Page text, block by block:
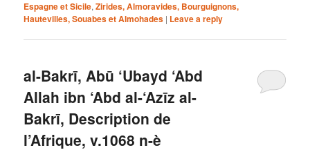
Espagne et Sicile,Zirides, Almoravides, Bourguignons,
Hautevilles, Souabes et Almohades | Leave a reply
al-Bakrī, Abū ‘Ubayd ‘Abd
Allah ibn ‘Abd al-‘Azīz al-
Bakrī, Description de
l’Afrique, v.1068 n-è